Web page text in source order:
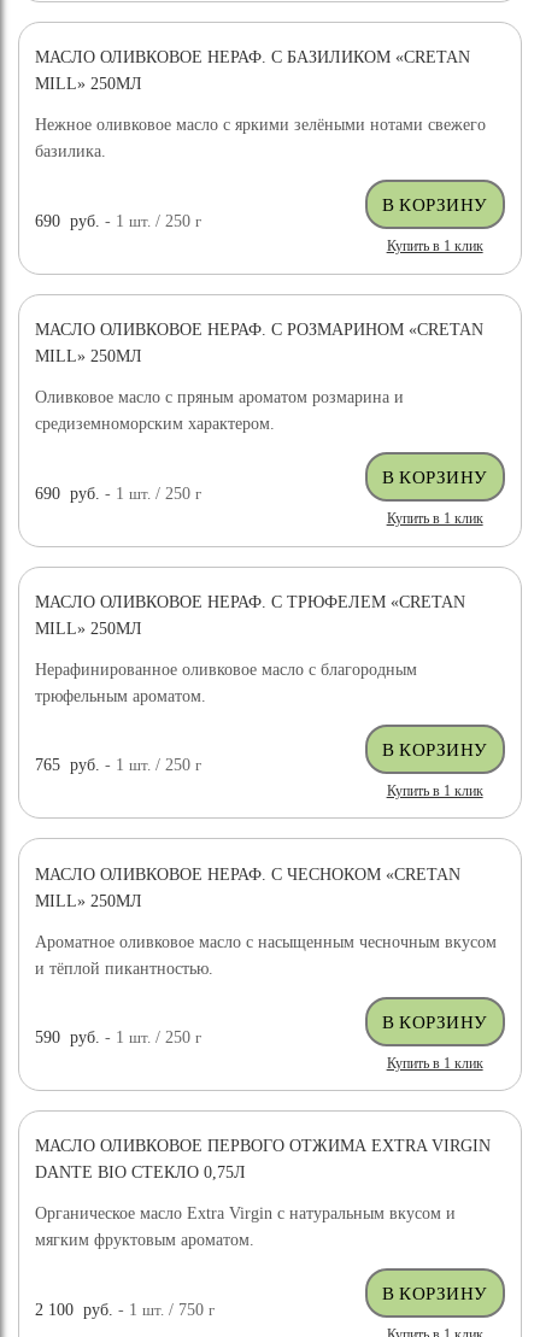
МАСЛО ОЛИВКОВОЕ НЕРАФ. С БАЗИЛИКОМ «CRETAN
MILL» 250МЛ
Нежное оливковое масло с яркими зелёными нотами свежего
базилика.
690 руб. - 1шт. / 250г
Купить в 1 клик
МАСЛО ОЛИВКОВОЕ НЕРАФ. С РОЗМАРИНОМ «CRETAN
MILL» 250МЛ
Оливковое масло с пряным ароматом розмарина и
средиземноморским характером.
690 руб. - 1шт. / 250г
Купить в 1 клик
МАСЛО ОЛИВКОВОЕ НЕРАФ. С ТРЮФЕЛЕМ «CRETAN
MILL» 250МЛ
Нерафинированное оливковое масло с благородным
трюфельным ароматом.
765 руб. - 1шт. / 250г
Купить в 1 клик
МАСЛО ОЛИВКОВОЕ НЕРАФ. С ЧЕСНОКОМ «CRETAN
MILL» 250МЛ
Ароматное оливковое масло с насыщенным чесночным вкусом
и тёплой пикантностью.
590 руб. - 1шт. / 250г
Купить в 1 клик
НОВИНКА
МАСЛО ОЛИВКОВОЕ ПЕРВОГО ОТЖИМА EXTRA VIRGIN
DANTE BIO СТЕКЛО 0,75Л
Органическое масло Extra Virgin с натуральным вкусом и
мягким фруктовым ароматом.
2 100 руб. - 1шт. / 750г